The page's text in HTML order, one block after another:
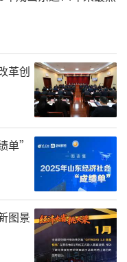
、省政府坚强领
以习近平总书记
位、总航标，坚
命担当，统筹推
，地勘经济稳中
加有力，综合服
显，特色品牌更
党的建设更加坚
绩单。过去5年，
，一心一意谋发
五”找矿目标任
革创
单”
图景